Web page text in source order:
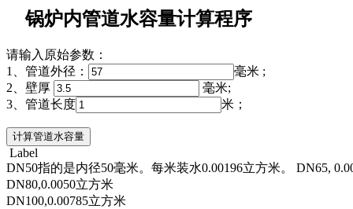
锅炉内管道水容量计算程序
请输入原始参数：
1、管道外径：
毫米 ;
2、壁厚
毫米;
3、管道长度
米；
Label
DN50指的是内径50毫米。每米装水0.00196立方米。 DN65,
DN80,0.0050立方米
DN100,0.00785立方米